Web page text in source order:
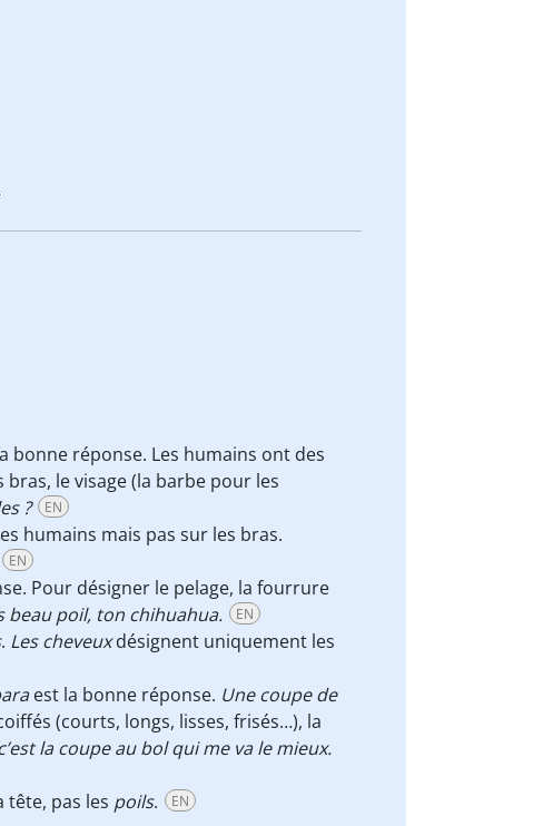
bonne réponse. Les humains ont des
le visage (la barbe pour les
? EN
humains mais pas sur les bras.
EN
Pour désigner le pelage, la fourrure
beau poil, ton chihuahua. EN
. Les cheveuxdésignent uniquement les
est la bonne réponse. Une coupe de
(courts, longs, lisses, frisés…), la
la coupe au bol qui me va le mieux.
tête, pas les poils. EN